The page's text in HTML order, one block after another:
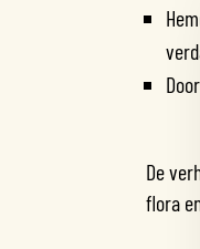
De
flora